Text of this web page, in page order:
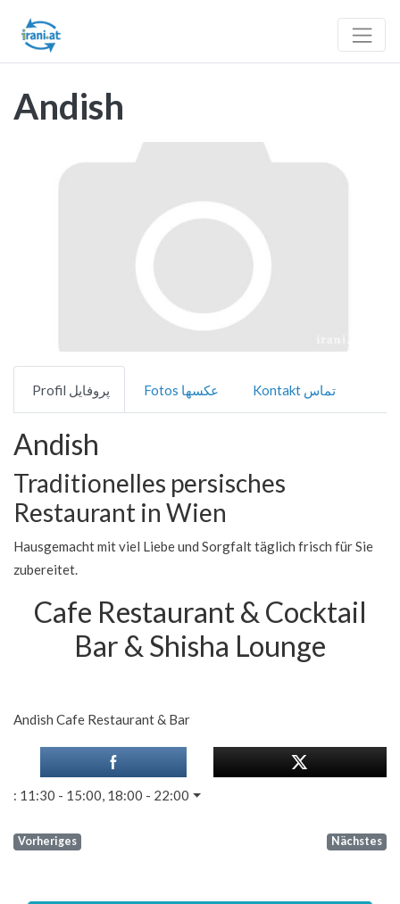
Andish
Profil پروفایل Fotos عکسها Kontakt تماس
Andish
Traditionelles persisches
Restaurant in Wien
Hausgemacht mit viel Liebe und Sorgfalt täglich frisch für Sie
zubereitet.
Cafe Restaurant & Cocktail
Bar & Shisha Lounge
Andish Cafe Restaurant & Bar
: 11:30 - 15:00, 18:00 - 22:00
Vorheriges Nächstes